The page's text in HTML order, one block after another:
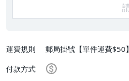
運費規則
郵局掛號【單件運費$50】
付款方式